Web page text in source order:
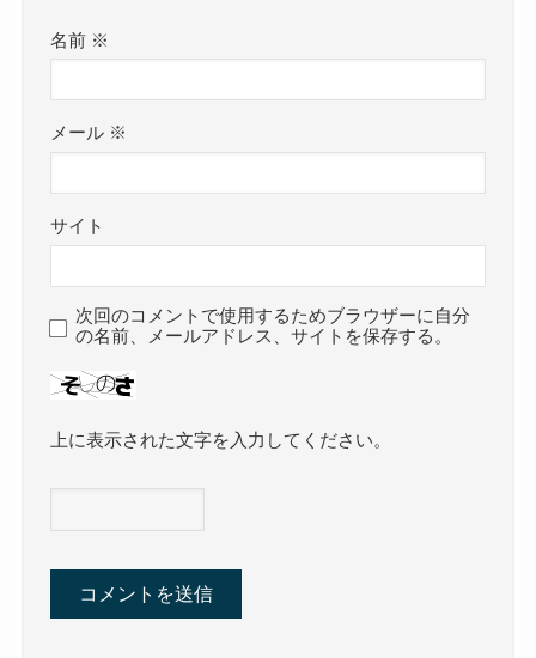
名前 ※
メール ※
サイト
次回のコメントで使用するためブラウザーに自分
の名前、メールアドレス、サイトを保存する。
上に表示された文字を入力してください。